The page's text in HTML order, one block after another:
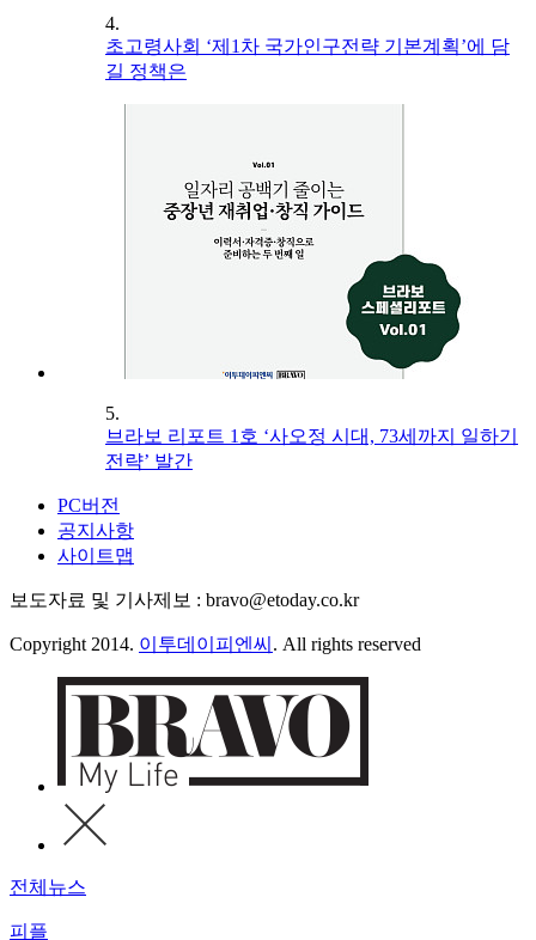
4.
초고령사회 ‘제1차 국가인구전략 기본계획’에 담
길 정책은
5.
브라보 리포트 1호 ‘사오정 시대, 73세까지 일하기
전략’ 발간
PC버전
공지사항
사이트맵
보도자료 및 기사제보 : bravo@etoday.co.kr
Copyright 2014. 이투데이피엔씨 . All rights reserved
전체뉴스
피플